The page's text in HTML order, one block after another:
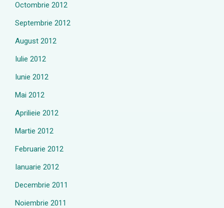
Octombrie 2012
Septembrie 2012
August 2012
Iulie 2012
Iunie 2012
Mai 2012
Aprilieie 2012
Martie 2012
Februarie 2012
Ianuarie 2012
Decembrie 2011
Noiembrie 2011